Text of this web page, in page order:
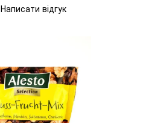
Написати відгук